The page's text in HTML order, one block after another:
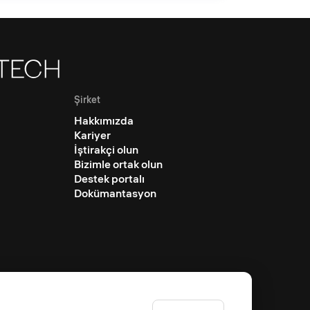
Şirket
Hakkımızda
Kariyer
İştirakçi olun
Bizimle ortak olun
Destek portalı
Dokümantasyon